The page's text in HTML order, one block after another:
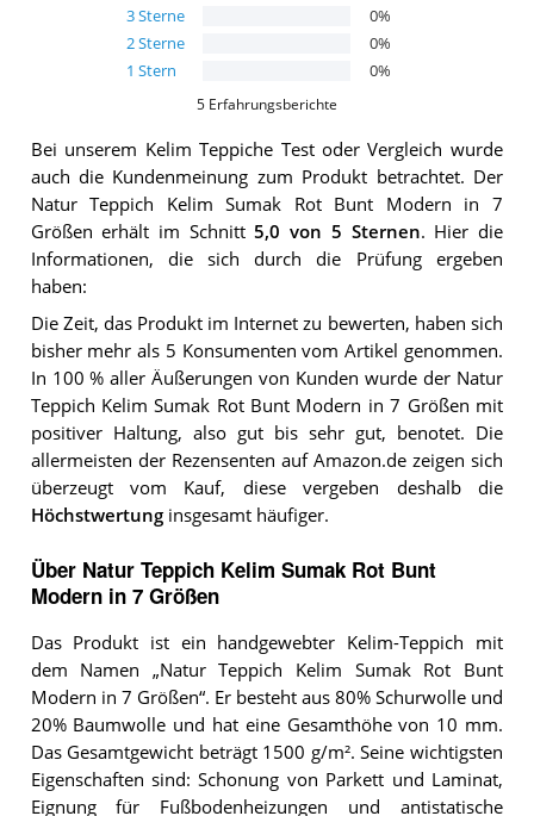
3Sterne 0%
2Sterne 0%
1 Stern 0%
5 Erfahrungsberichte
Bei unserem Kelim Teppiche Test oder Vergleich wurde
auch die Kundenmeinung zum Produkt betrachtet. Der
Natur Teppich Kelim Sumak Rot Bunt Modern in 7
Größen erhält im Schnitt5,0 von 5 Sternen. Hier die
Informationen, die sich durch die Prüfung ergeben
haben:
Die Zeit, das Produkt im Internet zu bewerten, haben sich
bisher mehr als 5 Konsumenten vom Artikel genommen.
In 100 % aller Äußerungen von Kunden wurde der Natur
Teppich Kelim Sumak Rot Bunt Modern in 7 Größen mit
positiver Haltung, also gut bis sehr gut, benotet. Die
allermeisten der Rezensenten auf Amazon.de zeigen sich
überzeugt vom Kauf, diese vergeben deshalb die
Höchstwertunginsgesamt häufiger.
Über Natur Teppich Kelim Sumak Rot Bunt
Modern in 7 Größen
Das Produkt ist ein handgewebter Kelim-Teppich mit
dem Namen „Natur Teppich Kelim Sumak Rot Bunt
Modern in 7 Größen“. Er besteht aus 80% Schurwolle und
20% Baumwolle und hat eine Gesamthöhe von 10 mm.
Das Gesamtgewicht beträgt 1500 g/m². Seine wichtigsten
Eigenschaften sind: Schonung von Parkett und Laminat,
Eignung für Fußbodenheizungen und antistatische